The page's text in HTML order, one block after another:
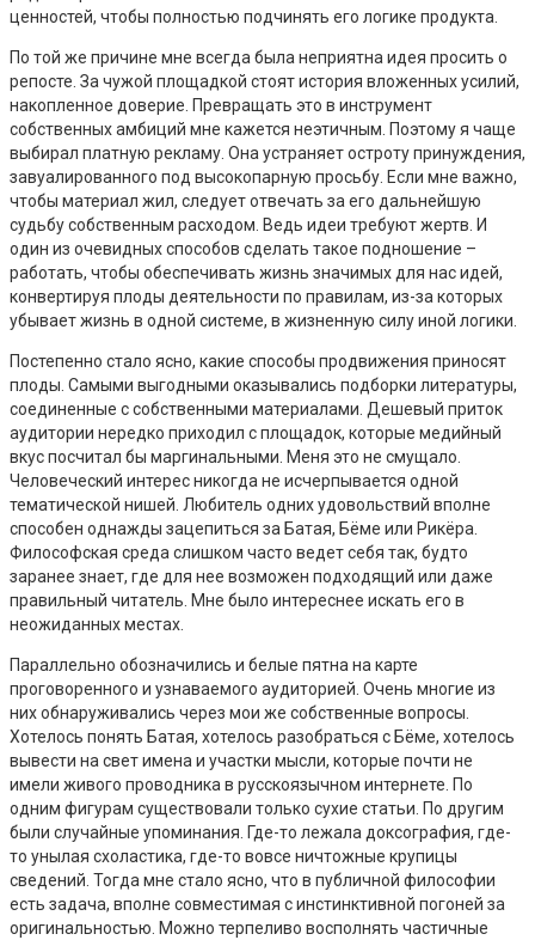
ценностей, чтобы полностью подчинять его логике продукта.
По той же причине мне всегда была неприятна идея просить о
репосте. За чужой площадкой стоят история вложенных усилий,
накопленное доверие. Превращать это в инструмент
собственных амбиций мне кажется неэтичным. Поэтому я чаще
выбирал платную рекламу. Она устраняет остроту принуждения,
завуалированного под высокопарную просьбу. Если мне важно,
чтобы материал жил, следует отвечать за его дальнейшую
судьбу собственным расходом. Ведь идеи требуют жертв. И
один из очевидных способов сделать такое подношение –
работать, чтобы обеспечивать жизнь значимых для нас идей,
конвертируя плоды деятельности по правилам, из-за которых
убывает жизнь в одной системе, в жизненную силу иной логики.
Постепенно стало ясно, какие способы продвижения приносят
плоды. Самыми выгодными оказывались подборки литературы,
соединенные с собственными материалами. Дешевый приток
аудитории нередко приходил с площадок, которые медийный
вкус посчитал бы маргинальными. Меня это не смущало.
Человеческий интерес никогда не исчерпывается одной
тематической нишей. Любитель одних удовольствий вполне
способен однажды зацепиться за Батая, Бёме или Рикёра.
Философская среда слишком часто ведет себя так, будто
заранее знает, где для нее возможен подходящий или даже
правильный читатель. Мне было интереснее искать его в
неожиданных местах.
Параллельно обозначились и белые пятна на карте
проговоренного и узнаваемого аудиторией. Очень многие из
них обнаруживались через мои же собственные вопросы.
Хотелось понять Батая, хотелось разобраться с Бёме, хотелось
вывести на свет имена и участки мысли, которые почти не
имели живого проводника в русскоязычном интернете. По
одним фигурам существовали только сухие статьи. По другим
были случайные упоминания. Где-то лежала доксография, где-
то унылая схоластика, где-то вовсе ничтожные крупицы
сведений. Тогда мне стало ясно, что в публичной философии
есть задача, вполне совместимая с инстинктивной погоней за
оригинальностью. Можно терпеливо восполнять частичные